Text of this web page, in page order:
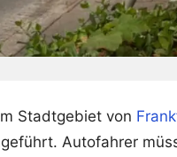
Stadtgebiet von
Autofahrer